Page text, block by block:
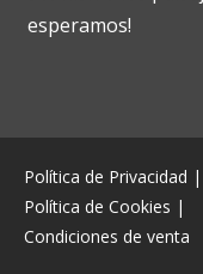
esperamos!
Política de Privacidad |
Política de Cookies |
Condiciones de venta